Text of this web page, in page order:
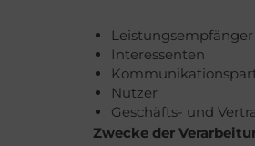
Interessenten
Nutzer
Geschäfts- und
Zwecke der